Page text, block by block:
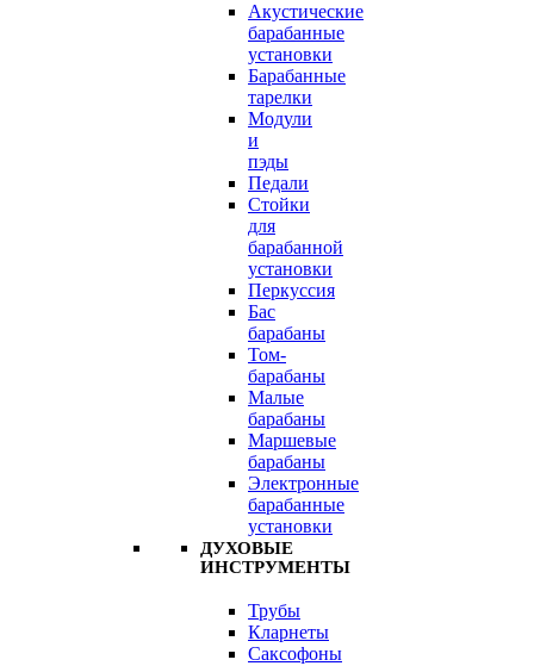
Акустические
барабанные
установки
Барабанные
тарелки
Модули
и
пэды
Педали
Стойки
для
барабанной
установки
Перкуссия
Бас
барабаны
Том-
барабаны
Малые
барабаны
Маршевые
барабаны
Электронные
барабанные
установки
ДУХОВЫЕ
ИНСТРУМЕНТЫ
Трубы
Кларнеты
Саксофоны